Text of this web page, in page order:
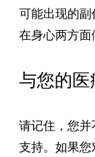
可能出现的
在身心两方面
与您的医
请记住，您
支持。如果